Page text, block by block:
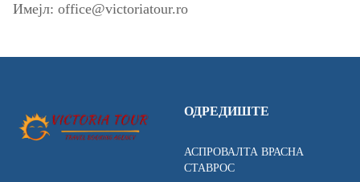
Имејл: office@victoriatour.ro
ОДРЕДИШТЕ
АСПРОВАЛТА ВРАСНА
СТАВРОС